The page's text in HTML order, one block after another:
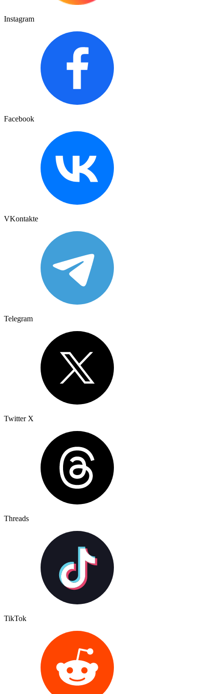
Instagram
Facebook
VKontakte
Telegram
Twitter X
Threads
TikTok